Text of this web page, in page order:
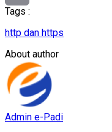
Email
Tags :
http dan https
About author
Admin e-Padi